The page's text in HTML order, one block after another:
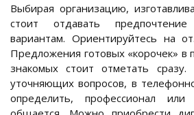
Выбирая организацию,
стоит отдавать
вариантам. Ориентируйтесь на
Предложения готовых «корочек» в
знакомых стоит отметать сразу.
уточняющих вопросов, в
определить, профессионал